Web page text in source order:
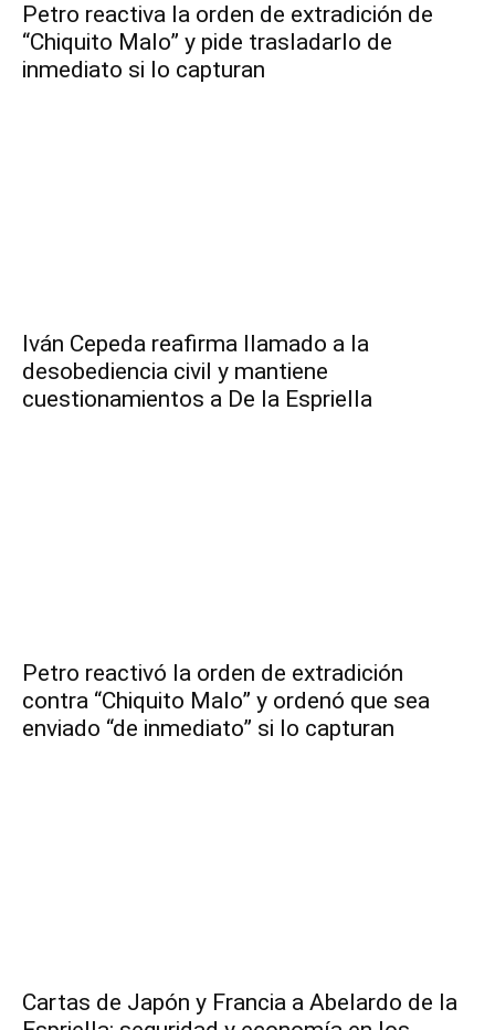
Petro reactiva la orden de extradición de
“Chiquito Malo” y pide trasladarlo de
inmediato si lo capturan
Iván Cepeda reafirma llamado a la
desobediencia civil y mantiene
cuestionamientos a De la Espriella
Petro reactivó la orden de extradición
contra “Chiquito Malo” y ordenó que sea
enviado “de inmediato” si lo capturan
Cartas de Japón y Francia a Abelardo de la